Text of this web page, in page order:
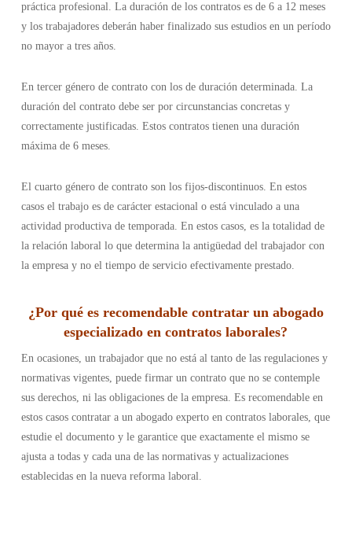
práctica profesional. La duración de los contratos es de 6 a 12 meses
y los trabajadores deberán haber finalizado sus estudios en un período
no mayor a tres años.
En tercer género de contrato con los de duración determinada. La
duración del contrato debe ser por circunstancias concretas y
correctamente justificadas. Estos contratos tienen una duración
máxima de 6 meses.
El cuarto género de contrato son los fijos-discontinuos. En estos
casos el trabajo es de carácter estacional o está vinculado a una
actividad productiva de temporada. En estos casos, es la totalidad de
la relación laboral lo que determina la antigüedad del trabajador con
la empresa y no el tiempo de servicio efectivamente prestado.
¿Por qué es recomendable contratar un abogado
especializado en contratos laborales?
En ocasiones, un trabajador que no está al tanto de las regulaciones y
normativas vigentes, puede firmar un contrato que no se contemple
sus derechos, ni las obligaciones de la empresa. Es recomendable en
estos casos contratar a un abogado experto en contratos laborales, que
estudie el documento y le garantice que exactamente el mismo se
ajusta a todas y cada una de las normativas y actualizaciones
establecidas en la nueva reforma laboral.